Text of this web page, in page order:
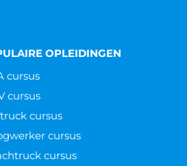
plaatsvinden
Een veilige werkomgeving begint
arbeidsmiddelen. Daarom is NEN